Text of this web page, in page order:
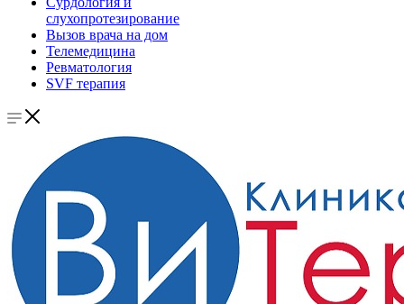
слухопротезирование
Вызов врача на дом
Телемедицина
Ревматология
SVF терапия